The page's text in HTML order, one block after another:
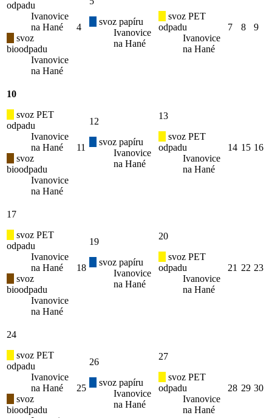
odpadu
Ivanovice
na Hané
svoz
bioodpadu
Ivanovice
na Hané
4
svoz papíru
Ivanovice
na Hané
svoz PET
odpadu
Ivanovice
na Hané
7 8 9
10
svoz PET
odpadu
Ivanovice
na Hané
svoz
bioodpadu
Ivanovice
na Hané
11
12
svoz papíru
Ivanovice
na Hané
13
svoz PET
odpadu
Ivanovice
na Hané
14 15 16
17
svoz PET
odpadu
Ivanovice
na Hané
svoz
bioodpadu
Ivanovice
na Hané
18
19
svoz papíru
Ivanovice
na Hané
20
svoz PET
odpadu
Ivanovice
na Hané
21 22 23
24
svoz PET
odpadu
Ivanovice
na Hané
svoz
bioodpadu
25
26
svoz papíru
Ivanovice
na Hané
27
svoz PET
odpadu
Ivanovice
na Hané
28 29 30